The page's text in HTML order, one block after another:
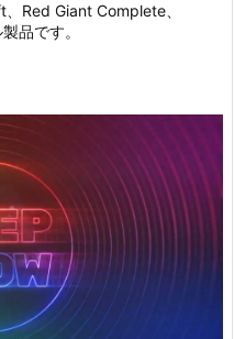
Red Giant Complete、
品です。